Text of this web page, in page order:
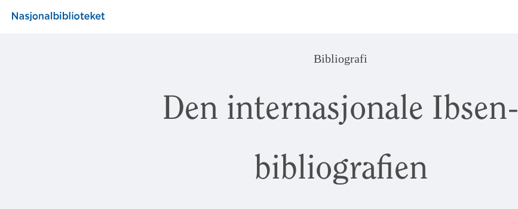
Bibliografi
Den internasjonale Ibsen-
bibliografien